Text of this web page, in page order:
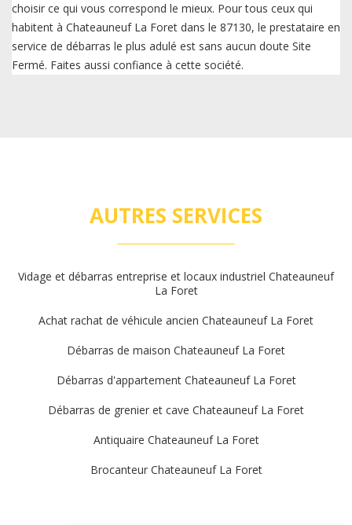
choisir ce qui vous correspond le mieux. Pour tous ceux qui
habitent à Chateauneuf La Foret dans le 87130, le prestataire en
service de débarras le plus adulé est sans aucun doute Site
Fermé. Faites aussi confiance à cette société.
AUTRES SERVICES
Vidage et débarras entreprise et locaux industriel Chateauneuf
La Foret
Achat rachat de véhicule ancien Chateauneuf La Foret
Débarras de maison Chateauneuf La Foret
Débarras d'appartement Chateauneuf La Foret
Débarras de grenier et cave Chateauneuf La Foret
Antiquaire Chateauneuf La Foret
Brocanteur Chateauneuf La Foret